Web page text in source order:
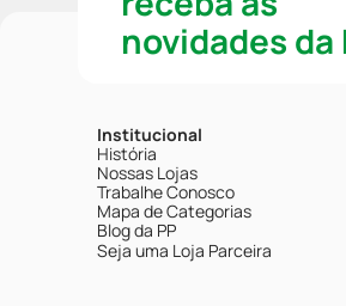
novidades da
Institucional
História
Nossas Lojas
Trabalhe Conosco
Mapa de Categorias
Blog da PP
Seja uma Loja Parceira